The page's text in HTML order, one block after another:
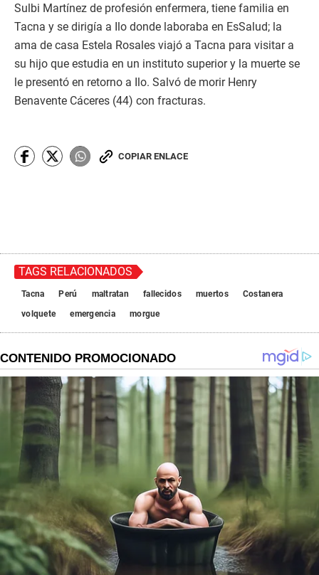
Sulbi Martínez de profesión enfermera, tiene familia en
Tacna y se dirigía a Ilo donde laboraba en EsSalud; la
ama de casa Estela Rosales viajó a Tacna para visitar a
su hijo que estudia en un instituto superior y la muerte se
le presentó en retorno a Ilo. Salvó de morir Henry
Benavente Cáceres (44) con fracturas.
COPIAR ENLACE
TAGS RELACIONADOS
Tacna Perú maltratan fallecidos muertos
Costanera
volquete
emergencia morgue